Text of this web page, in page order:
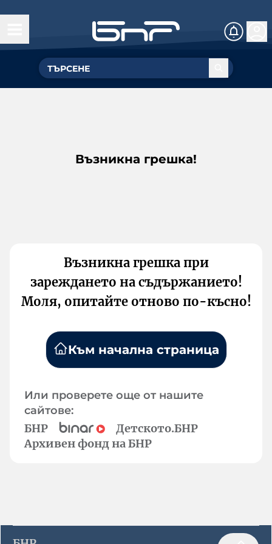
Възникна грешка!
Възникна грешка при
зареждането на съдържанието!
Моля, опитайте отново по-късно!
Към начална страница
Или проверете още от нашите
сайтове:
БНР
Детското.БНР
Архивен фонд на БНР